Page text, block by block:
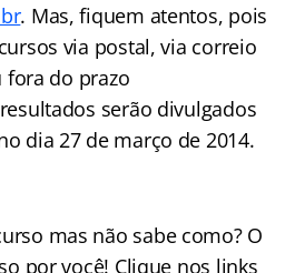
. Mas, fiquem atentos, pois
via postal, via correio
fora do prazo
serão divulgados
dia 27 de março de 2014.
mas não sabe como? O
por você! Clique nos links